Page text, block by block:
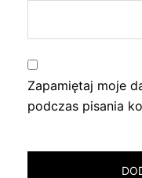
Zapamiętaj moje
podczas pisania